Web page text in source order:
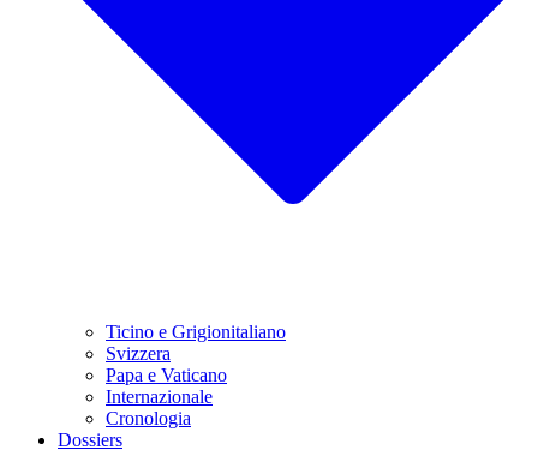
Ticino e Grigionitaliano
Svizzera
Papa e Vaticano
Internazionale
Cronologia
Dossiers